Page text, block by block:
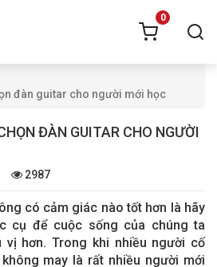
0
đàn guitar cho người mới học
ĐÀN GUITAR CHO NGƯỜI
2987
có cảm giác nào tốt hơn là hãy
cụ để cuộc sống của chúng ta
vị hơn. Trong khi nhiều người cố
may là rất nhiều người mới